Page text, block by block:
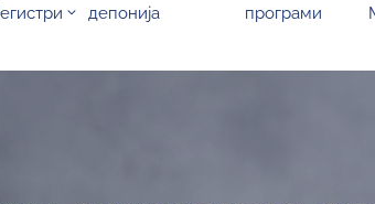
депонија
програми